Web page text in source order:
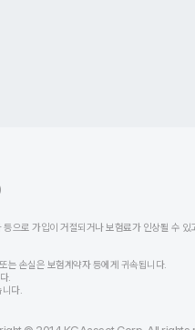
으로 가입이 거절되거나 보험료가 인상될 수
는 손실은 보험계약자 등에게 귀속됩니다.
.
니다.